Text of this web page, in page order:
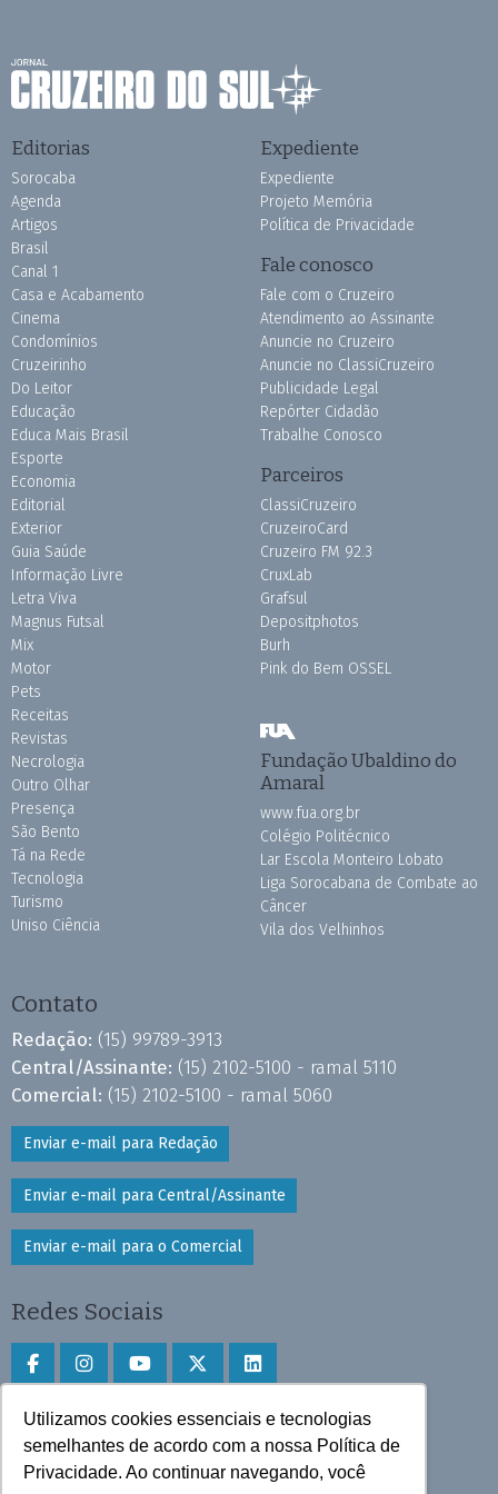
Utilizamos cookies essenciais e tecnologias
semelhantes de acordo com a nossa Política de
Privacidade. Ao continuar navegando, você
Editorias
Sorocaba
Agenda
Artigos
Brasil
Canal 1
Casa e Acabamento
Cinema
Condomínios
Cruzeirinho
Do Leitor
Educação
Educa Mais Brasil
Esporte
Economia
Editorial
Exterior
Guia Saúde
Informação Livre
Letra Viva
Magnus Futsal
Mix
Motor
Pets
Receitas
Revistas
Necrologia
Outro Olhar
Presença
São Bento
Tá na Rede
Tecnologia
Turismo
Uniso Ciência
Expediente
Expediente
Projeto Memória
Política de Privacidade
Fale conosco
Fale com o Cruzeiro
Atendimento ao Assinante
Anuncie no Cruzeiro
Anuncie no ClassiCruzeiro
Publicidade Legal
Repórter Cidadão
Trabalhe Conosco
Parceiros
ClassiCruzeiro
CruzeiroCard
Cruzeiro FM 92.3
CruxLab
Grafsul
Depositphotos
Burh
Pink do Bem OSSEL
Fundação Ubaldino do
Amaral
www.fua.org.br
Colégio Politécnico
Lar Escola Monteiro Lobato
Liga Sorocabana de Combate ao
Câncer
Vila dos Velhinhos
Contato
Redação: (15) 99789-3913
Central/Assinante: (15) 2102-5100 - ramal 5110
Comercial: (15) 2102-5100 - ramal 5060
Enviar e-mail para Redação
Enviar e-mail para Central/Assinante
Enviar e-mail para o Comercial
Redes Sociais
Faça download do aplicativo
Play Store e App Store